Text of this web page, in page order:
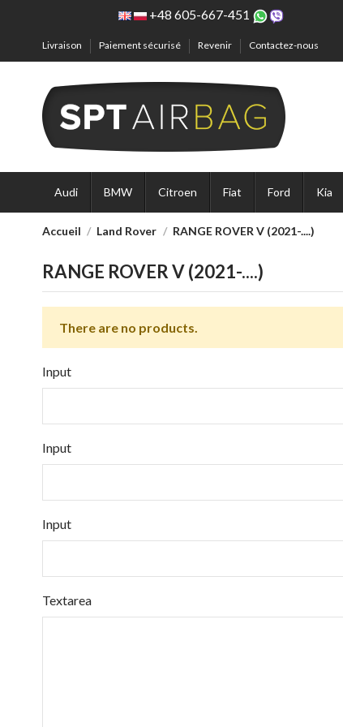
+48 605-667-451
Livraison Paiement sécurisé Revenir Contactez-nous
Audi BMW Citroen Fiat Ford Kia
Accueil Land Rover RANGE ROVER V (2021-....)
RANGE ROVER V (2021-....)
There are no products.
Input
Input
Input
Textarea